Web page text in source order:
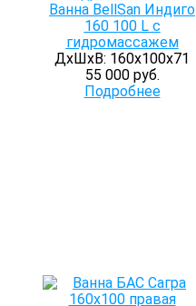
Ванна BellSan Индиго
160 100 L с
гидромассажем
ДхШхВ: 160х100х71
55 000 руб.
Подробнее